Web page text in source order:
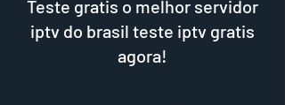
Teste gratis o melhor servidor
iptv do brasil teste iptv gratis
agora!